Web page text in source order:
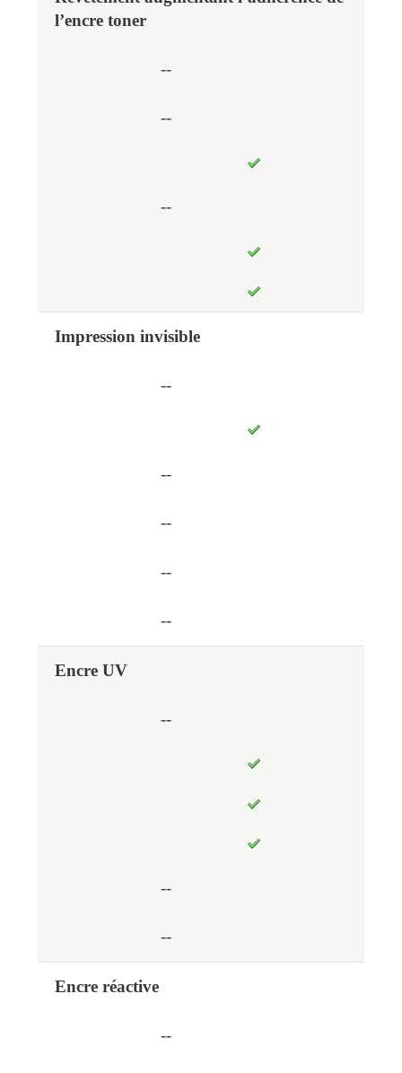
l’encre toner
--
--
--
Impression invisible
--
--
--
--
--
Encre UV
--
--
--
Encre réactive
--